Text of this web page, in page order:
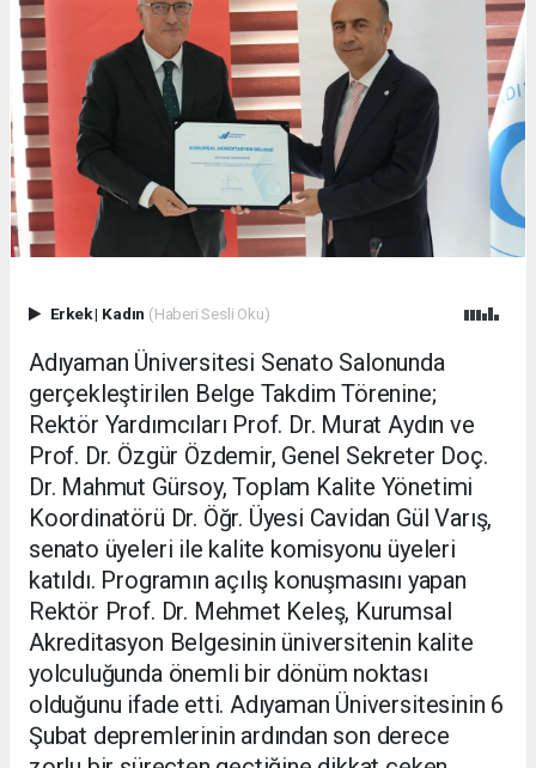
Erkek| Kadın (Haberi Sesli Oku)
Adıyaman Üniversitesi Senato Salonunda
gerçekleştirilen Belge Takdim Törenine;
Rektör Yardımcıları Prof. Dr. Murat Aydın ve
Prof. Dr. Özgür Özdemir, Genel Sekreter Doç.
Dr. Mahmut Gürsoy, Toplam Kalite Yönetimi
Koordinatörü Dr. Öğr. Üyesi Cavidan Gül Varış,
senato üyeleri ile kalite komisyonu üyeleri
katıldı. Programın açılış konuşmasını yapan
Rektör Prof. Dr. Mehmet Keleş, Kurumsal
Akreditasyon Belgesinin üniversitenin kalite
yolculuğunda önemli bir dönüm noktası
olduğunu ifade etti. Adıyaman Üniversitesinin 6
Şubat depremlerinin ardından son derece